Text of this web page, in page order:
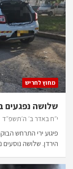
מחוץ לחריש
שלושה נפגעים
י״ח באדר ב׳ ה׳תשפ״ד
הירדן. שלושה